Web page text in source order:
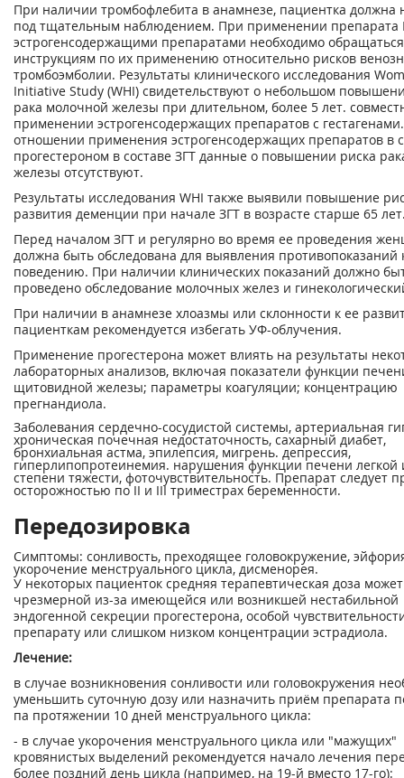
При наличии тромбофлебита в анамнезе, пациентка должна
под тщательным наблюдением. При применении
эстрогенсодержащими препаратами необходимо
инструкциям по их применению относительно рисков
тромбоэмболии. Результаты клинического исследования
Initiative Study (WHI) свидетельствуют о небольшом
рака молочной железы при длительном, более 5 лет.
применении эстрогенсодержащих препаратов с
отношении применения эстрогенсодержащих препаратов в
прогестероном в составе ЗГТ данные о повышении риска
железы отсутствуют.
Результаты исследования WHI также выявили повышение
развития деменции при начале ЗГТ в возрасте старше 65
Перед началом ЗГТ и регулярно во время ее проведения
должна быть обследована для выявления противопоказаний
поведению. При наличии клинических показаний должно
проведено обследование молочных желез и
При наличии в анамнезе хлоазмы или склонности к ее
пациенткам рекомендуется избегать УФ-облучения.
Применение прогестерона может влиять на результаты
лабораторных анализов, включая показатели функции
щитовидной железы; параметры коагуляции; концентрацию
прегнандиола.
Заболевания сердечно-сосудистой системы, артериальная
хроническая почечная недостаточность, сахарный диабет,
бронхиальная астма, эпилепсия, мигрень. депрессия,
гиперлипопротеинемия. нарушения функции печени легкой
степени тяжести, фоточувствительность. Препарат следует
осторожностью по II и III триместрах беременности.
Передозировка
Симптомы: сонливость, преходящее головокружение,
укорочение менструального цикла, дисменорея.
У некоторых пациенток средняя терапевтическая доза может
чрезмерной из-за имеющейся или возникшей нестабильной
эндогенной секреции прогестерона, особой
препарату или слишком низком концентрации эстрадиола.
Лечение:
в случае возникновения сонливости или головокружения
уменьшить суточную дозу или назначить приём препарата
па протяжении 10 дней менструального цикла:
- в случае укорочения менструального цикла или "мажущих"
кровянистых выделений рекомендуется начало лечения
более поздний день цикла (например, на 19-й вместо 17-го):